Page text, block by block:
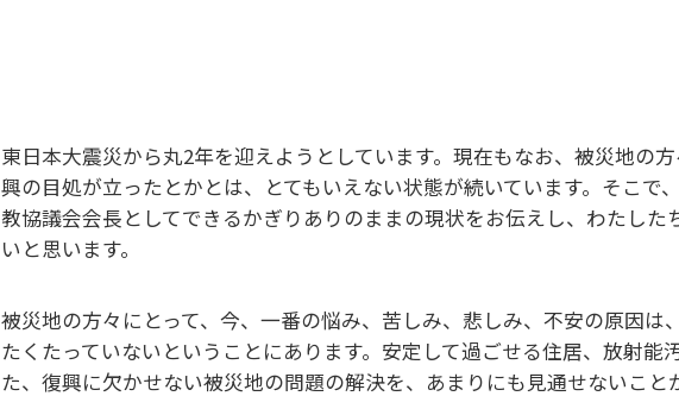
東日本大震災から丸2年を迎えようとしています。現在もなお、被災地の
興の目処が立ったとかとは、とてもいえない状態が続いています。そこで
教協議会会長としてできるかぎりありのままの現状をお伝えし、わたし
いと思います。
被災地の方々にとって、今、一番の悩み、苦しみ、悲しみ、不安の原因は
たくたっていないということにあります。安定して過ごせる住居、放射能
た、復興に欠かせない被災地の問題の解決を、あまりにも見通せないこと